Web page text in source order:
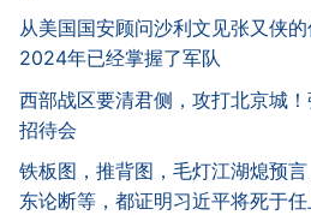
从美国国安顾问沙利文见张又侠
2024年已经掌握了军队
西部战区要清君侧，攻打北京城
招待会
铁板图，推背图，毛灯江湖熄预
东论断等，都证明习近平将死于